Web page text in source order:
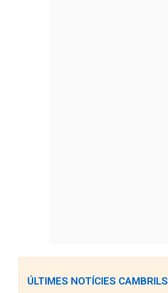
ÚLTIMES NOTÍCIES CAMBRILS